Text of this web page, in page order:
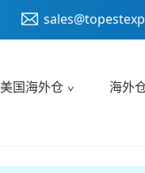
美国海外仓 海外